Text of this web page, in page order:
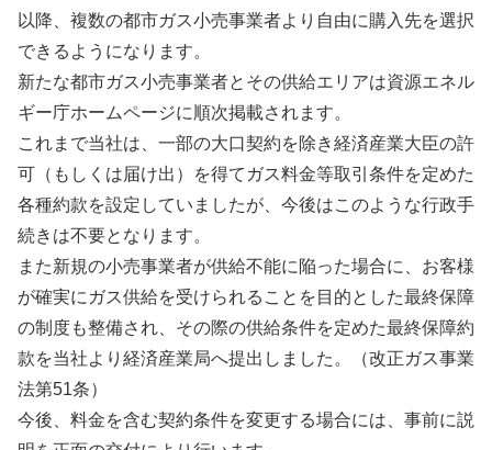
以降、複数の都市ガス小売事業者より自由に購入先を選択
できるようになります。
新たな都市ガス小売事業者とその供給エリアは資源エネル
ギー庁ホームページに順次掲載されます。
これまで当社は、一部の大口契約を除き経済産業大臣の許
可（もしくは届け出）を得てガス料金等取引条件を定めた
各種約款を設定していましたが、今後はこのような行政手
続きは不要となります。
また新規の小売事業者が供給不能に陥った場合に、お客様
が確実にガス供給を受けられることを目的とした最終保障
の制度も整備され、その際の供給条件を定めた最終保障約
款を当社より経済産業局へ提出しました。（改正ガス事業
法第51条）
今後、料金を含む契約条件を変更する場合には、事前に説